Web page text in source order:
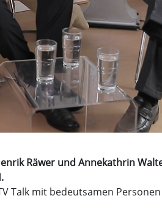
Räwer und Annekathrin
Talk mit bedeutsamen